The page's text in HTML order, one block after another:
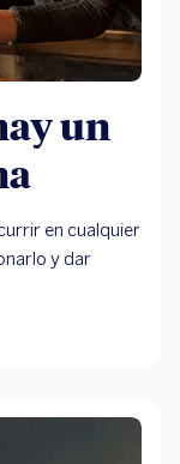
un
en cualquier
y dar